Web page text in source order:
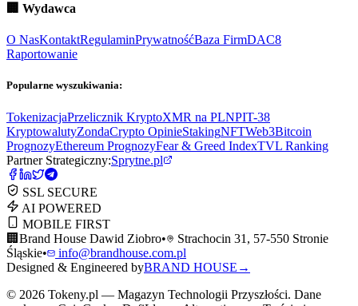
🏢 Wydawca
O NasKontaktRegulaminPrywatnośćBaza FirmDAC8
Raportowanie
Popularne wyszukiwania:
TokenizacjaPrzelicznik KryptoXMR na PLNPIT-38
KryptowalutyZondaCrypto OpinieStakingNFTWeb3Bitcoin
PrognozyEthereum PrognozyFear & Greed IndexTVL Ranking
Partner Strategiczny:Sprytne.pl
SSL SECURE
AI POWERED
MOBILE FIRST
🏢 Brand House Dawid Ziobro•
Strachocin 31, 57-550 Stronie
Śląskie•
info@brandhouse.com.pl
Designed & Engineered byBRAND HOUSE →
© 2026 Tokeny.pl — Magazyn Technologii Przyszłości. Dane